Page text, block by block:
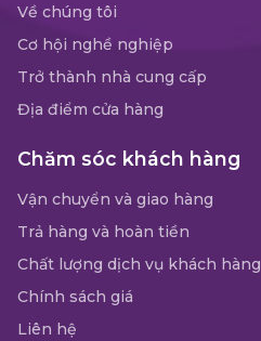
Về chúng tôi
Cơ hội nghề nghiệp
Trở thành nhà cung cấp
Địa điểm cửa hàng
Chăm sóc khách hàng
Vận chuyển và giao hàng
Trả hàng và hoàn tiền
Chất lượng dịch vụ khách hàng
Chính sách giá
Liên hệ